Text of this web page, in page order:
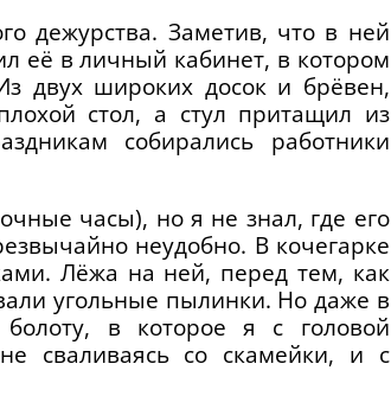
дежурства. Заметив, что в ней
её в личный кабинет, в котором
двух широких досок и брёвен,
стол, а стул притащил из
собирались работники
часы), но я не знал, где его
неудобно. В кочегарке
Лёжа на ней, перед тем, как
угольные пылинки. Но даже в
в которое я с головой
сваливаясь со скамейки, и с